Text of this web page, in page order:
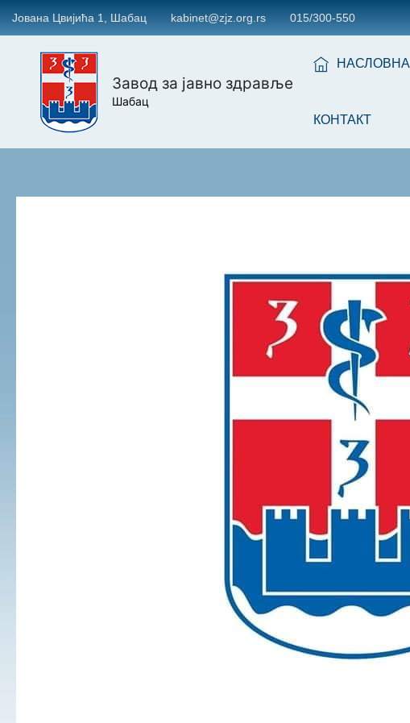
Јована Цвијића 1, Шабац kabinet@zjz.org.rs 015/300-550
Завод за јавно здравље
Шабац
НАСЛОВНА
КОНТАКТ